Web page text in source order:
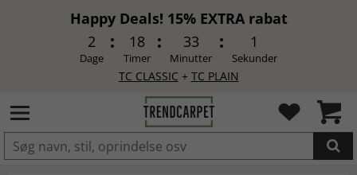
Happy Deals! 15% EXTRA rabat
2
Dage
18
Timer
33
Minutter
1
Sekunder
TC CLASSIC + TC PLAIN